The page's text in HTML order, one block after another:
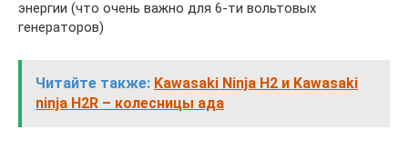
энергии (что очень важно для 6-ти вольтовых
генераторов)
Читайте также: Kawasaki Ninja H2 и Kawasaki
ninja H2R – колесницы ада